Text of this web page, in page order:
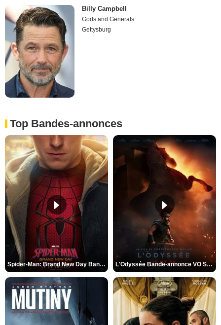
Billy Campbell
Gods and Generals
Gettysburg
Top Bandes-annonces
Spider-Man: Brand New Day Bande-annonce VO STFR L'Odyssée Bande-annonce VO STFR